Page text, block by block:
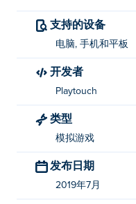
支持的设备
电脑, 手机和平板
开发者
Playtouch
类型
模拟游戏
发布日期
2019年7月